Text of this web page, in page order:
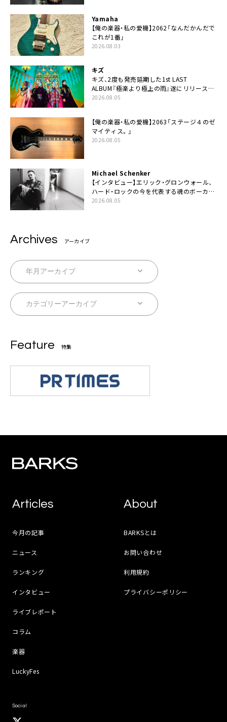
Yamaha
【俺の楽器・私の愛機】2062「なんだかんだで
これが1番」
2026.08.03
キズ
キズ、2度も発売延期した1st LAST
ALBUM『極楽より極上の雨』遂にリリース。
収録曲「はじまり」MV公開
2026.08.05
【俺の楽器・私の愛機】2063「ステージ４のゼ
マイティス。」
2026.08.05
Michael Schenker
【インタビュー】エリック・グロンウォール、
ハード・ロックの今を代表する魂のボーカリ
スト来日決定
2026.08.05
Archives アーカイブ
Feature 特集
Articles
今月の記事
ニュース
ランキング
インタビュー
ライブレポート
コラム
楽器
LuckyFes
About
BARKSとは
お問い合わせ
利用規約
プライバシーポリシー
Social